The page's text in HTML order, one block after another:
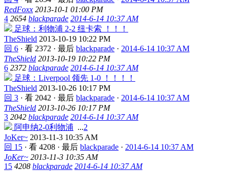
RedFoxx 2013-10-1 01:00 PM
4 2654 blackparade 2014-6-14 10:37 AM
足球：利物浦 2-2 纽卡索 ！！！
TheShield 2013-10-19 10:22 PM
回 6 · 看 2372 · 最后 blackparade · 2014-6-14 10:37 AM
TheShield 2013-10-19 10:22 PM
6 2372 blackparade 2014-6-14 10:37 AM
足球：Liverpool 领先 1-0 ！！！！
TheShield 2013-10-26 10:17 PM
回 3 · 看 2042 · 最后 blackparade · 2014-6-14 10:37 AM
TheShield 2013-10-26 10:17 PM
3 2042 blackparade 2014-6-14 10:37 AM
阿申纳2-0利物浦 ...2
JoKer~ 2013-11-3 10:35 AM
回 15 · 看 4208 · 最后 blackparade · 2014-6-14 10:37 AM
JoKer~ 2013-11-3 10:35 AM
15 4208 blackparade 2014-6-14 10:37 AM